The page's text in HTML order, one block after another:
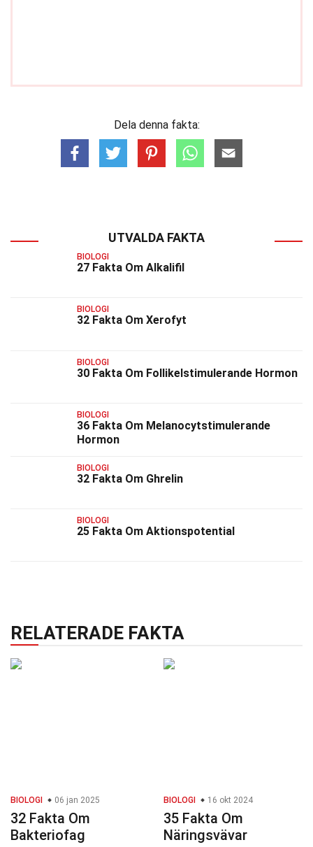
Dela denna fakta:
UTVALDA FAKTA
BIOLOGI
27 Fakta Om Alkalifil
BIOLOGI
32 Fakta Om Xerofyt
BIOLOGI
30 Fakta Om Follikelstimulerande Hormon
BIOLOGI
36 Fakta Om Melanocytstimulerande
Hormon
BIOLOGI
32 Fakta Om Ghrelin
BIOLOGI
25 Fakta Om Aktionspotential
RELATERADE FAKTA
BIOLOGI 06 jan 2025
32 Fakta Om
Bakteriofag
BIOLOGI 16 okt 2024
35 Fakta Om
Näringsvävar